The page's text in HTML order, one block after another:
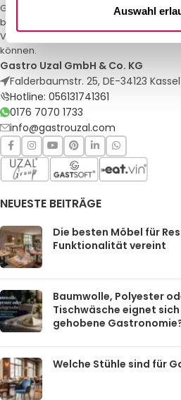
Auswahl
Gastro Uzal – Ihr Spezialist für
bieten maßgeschneiderte Lösungen für
Veranstaltungen. Qualität und Service,
können.
Gastro Uzal GmbH & Co. KG
Falderbaumstr. 25, DE-34123
Hotline: 056131741361
0176 7070 1733
info@gastrouzal.com
NEUESTE BEITRÄGE
Die besten Möbel für
Funktionalität vereint
Baumwolle, Polyester
Tischwäsche eignet
gehobene
Welche Stühle sind für